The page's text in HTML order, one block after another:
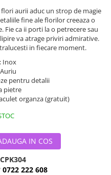
aurii aduc un strop de magie
fine ale florilor creeaza o
Fie ca ii porti la o petrecere sau
va atrage priviri admirative.
in fiecare moment.
Inox
Auriu
pentru detalii
pietre
organza (gratuit)
IN COS
CPK304
0722 222 608